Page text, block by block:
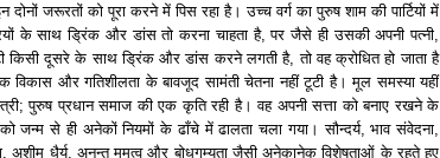
दोनों जरूरतों को पूरा करने में पिस रहा है। उच्च वर्ग का पुरुष शाम की पार्टियों में
के साथ ड्रिंक और डांस तो करना चाहता है, पर जैसे ही उसकी अपनी पत्नी,
किसी दूसरे के साथ ड्रिंक और डांस करने लगती है, तो वह क्रोधित हो जाता है
विकास और गतिशीलता के बावजूद सामंती चेतना नहीं टूटी है। मूल समस्या यहीं
पुरुष प्रधान समाज की एक कृति रही है। वह अपनी सत्ता को बनाए रखने के
जन्म से ही अनेकों नियमों के ढाँचे में ढालता चला गया। सौन्दर्य, भाव संवेदना,
अशीम धैर्य, अनन्त ममत्व और बोधगम्यता जैसी अनेकानेक विशेषताओं के रहते हुए